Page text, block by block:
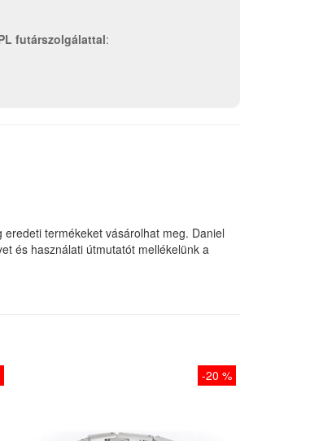
futárszolgálattal:
termékeket vásárolhat meg. Daniel
és használati útmutatót mellékelünk a
-20 %